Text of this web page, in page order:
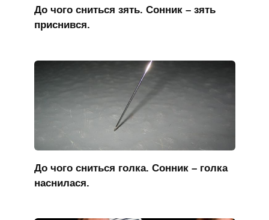
До чого сниться зять. Сонник – зять
приснився.
До чого сниться голка. Сонник – голка
наснилася.